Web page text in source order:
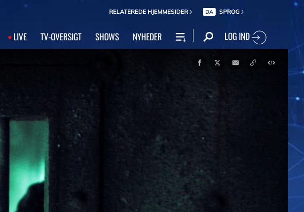
RELATEREDE HJEMMESIDER DA SPROG
LIVE TV‑OVERSIGT SHOWS NYHEDER LOG IND